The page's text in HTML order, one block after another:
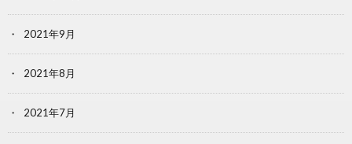
2021年9月
2021年8月
2021年7月